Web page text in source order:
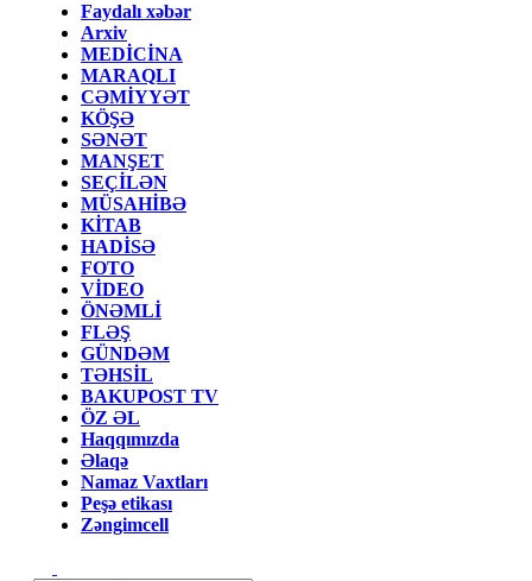
Faydalı xəbər
Arxiv
MEDİCİNA
MARAQLI
CƏMİYYƏT
KÖŞƏ
SƏNƏT
MANŞET
SEÇİLƏN
MÜSAHİBƏ
KİTAB
HADİSƏ
FOTO
VİDEO
ÖNƏMLİ
FLƏŞ
GÜNDƏM
TƏHSİL
BAKUPOST TV
ÖZ ƏL
Haqqımızda
Əlaqə
Namaz Vaxtları
Peşə etikası
Zəngimcell